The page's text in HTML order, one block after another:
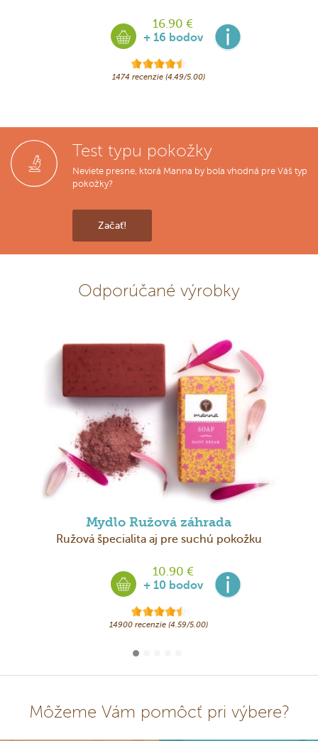
16.90 €
+ 16 bodov
1474 recenzie (4.49/5.00)
Test typu pokožky
Neviete presne, ktorá Manna by bola vhodná pre Váš typ
pokožky?
Začať!
Odporúčané výrobky
Mydlo Ružová záhrada
Ružová špecialita aj pre suchú pokožku
10.90 €
+ 10 bodov
14900 recenzie (4.59/5.00)
Môžeme Vám pomôcť pri výbere?